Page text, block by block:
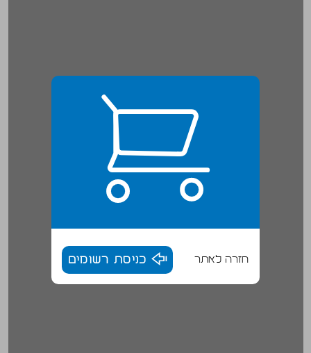
חזרה לאתר כניסת רשומים